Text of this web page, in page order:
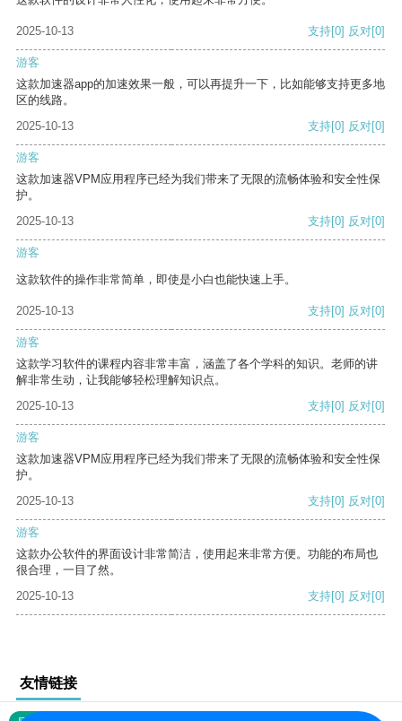
2025-10-13 支持[0] 反对[0]
游客
这款加速器app的加速效果一般，可以再提升一下，比如能够支持更多地
区的线路。
2025-10-13
支持[0] 反对[0]
游客
这款加速器VPM应用程序已经为我们带来了无限的流畅体验和安全性保
护。
2025-10-13
支持[0] 反对[0]
游客
这款软件的操作非常简单，即使是小白也能快速上手。
2025-10-13 支持[0] 反对[0]
游客
这款学习软件的课程内容非常丰富，涵盖了各个学科的知识。老师的讲
解非常生动，让我能够轻松理解知识点。
2025-10-13
支持[0] 反对[0]
游客
这款加速器VPM应用程序已经为我们带来了无限的流畅体验和安全性保
护。
2025-10-13
支持[0] 反对[0]
游客
这款办公软件的界面设计非常简洁，使用起来非常方便。功能的布局也
很合理，一目了然。
2025-10-13
支持[0] 反对[0]
友情链接